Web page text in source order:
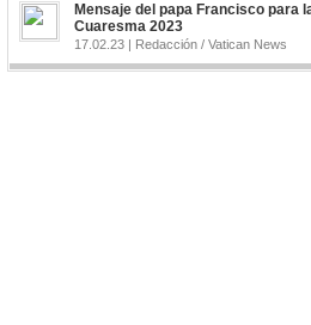
Mensaje del papa Francisco para
Cuaresma 2023
17.02.23 | Redacción / Vatican News